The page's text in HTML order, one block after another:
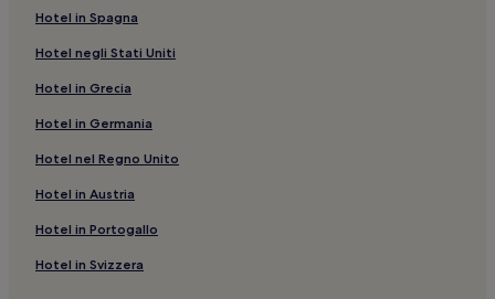
Ciutadella de Menorca: Hotel con animali ammessi
Cales Piques: Hotel per famiglie
Ciutadella de Menorca: Hotel economici
Hotel in Spagna
Hotel negli Stati Uniti
Hotel in Grecia
Hotel in Germania
Hotel nel Regno Unito
Hotel in Austria
Hotel in Portogallo
Hotel in Svizzera